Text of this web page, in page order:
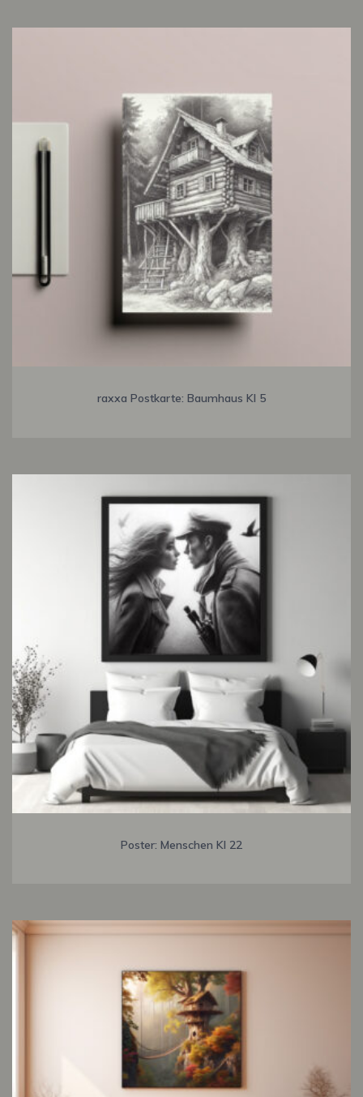
raxxa Postkarte: Baumhaus KI 5
Poster: Menschen KI 22